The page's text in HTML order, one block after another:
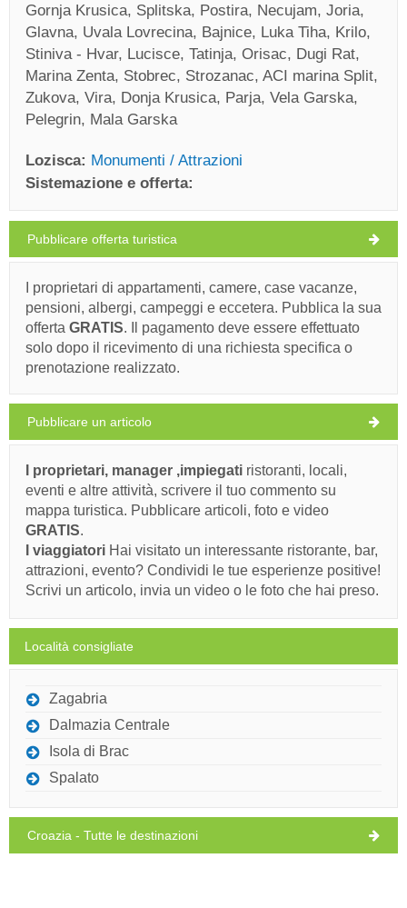
Gornja Krusica, Splitska, Postira, Necujam, Joria,
Glavna, Uvala Lovrecina, Bajnice, Luka Tiha, Krilo,
Stiniva - Hvar, Lucisce, Tatinja, Orisac, Dugi Rat,
Marina Zenta, Stobrec, Strozanac, ACI marina Split,
Zukova, Vira, Donja Krusica, Parja, Vela Garska,
Pelegrin, Mala Garska
Lozisca: Monumenti / Attrazioni
Sistemazione e offerta:
Lozisca Tempo
SABATO
Croazia,Isola di Brac,
LOZISCA
30°C
pioggia leggera
domenica,
09/08/26 29°C cielo sereno
29°C
martedì,
mercoledì,
12/08/26 31°C
13/08/26 29°C pioggia leggera
Mappa turistica
Ivan Nane (Holiday-Link.Com)
MOSTRA SULLA MAPPA
MOSTRA SULLA MAPPA
PER SAPERNE DI PIÙ / COMMENT
Pubblicare offerta turistica
I proprietari di appartamenti, camere, case vacanze,
pensioni, albergi, campeggi e eccetera. Pubblica la sua
offerta GRATIS. Il pagamento deve essere effettuato
solo dopo il ricevimento di una richiesta specifica o
prenotazione realizzato.
Pubblicare un articolo
I proprietari, manager ,impiegati ristoranti, locali,
eventi e altre attività, scrivere il tuo commento su
mappa turistica. Pubblicare articoli, foto e video
GRATIS.
I viaggiatori Hai visitato un interessante ristorante, bar,
attrazioni, evento? Condividi le tue esperienze positive!
Scrivi un articolo, invia un video o le foto che hai preso.
Località consigliate
Zagabria
Dalmazia Centrale
Isola di Brac
Spalato
Croazia - Tutte le destinazioni